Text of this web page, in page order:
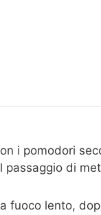
i pomodori
passaggio di
fuoco lento,